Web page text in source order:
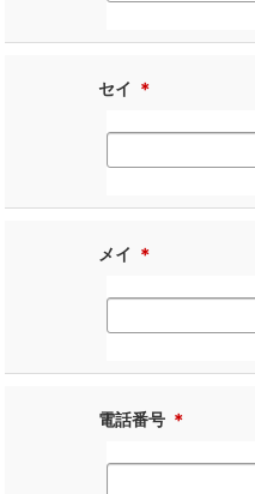
セイ ＊
メイ ＊
電話番号 ＊